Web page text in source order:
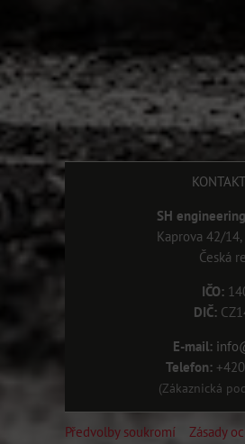
SH
Kaprova 42/
Česká
IČO:
DIČ:
E-mail:
Telefon:
(Zákaznická
Předvolby soukromí Zásady